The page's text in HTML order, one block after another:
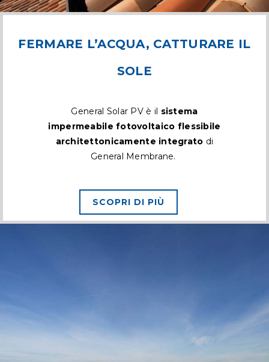
FERMARE L’ACQUA, CATTURARE IL
SOLE
General Solar PV è il sistema
impermeabile fotovoltaico flessibile
architettonicamente integrato di
General Membrane.
SCOPRI DI PIÙ